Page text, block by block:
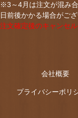
※3～4月は注文が混み
日前後かかる場合がござ
注文確定後のキャンセ
会社概要
プライバシーポリ